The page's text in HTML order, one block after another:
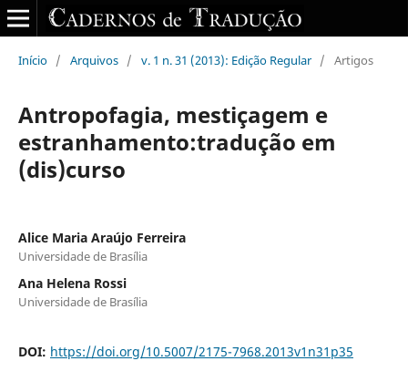
Início / Arquivos / v. 1 n. 31 (2013): Edição Regular / Artigos
Antropofagia, mestiçagem e
estranhamento:tradução em
(dis)curso
Alice Maria Araújo Ferreira
Universidade de Brasília
Ana Helena Rossi
Universidade de Brasília
DOI: https://doi.org/10.5007/2175-7968.2013v1n31p35